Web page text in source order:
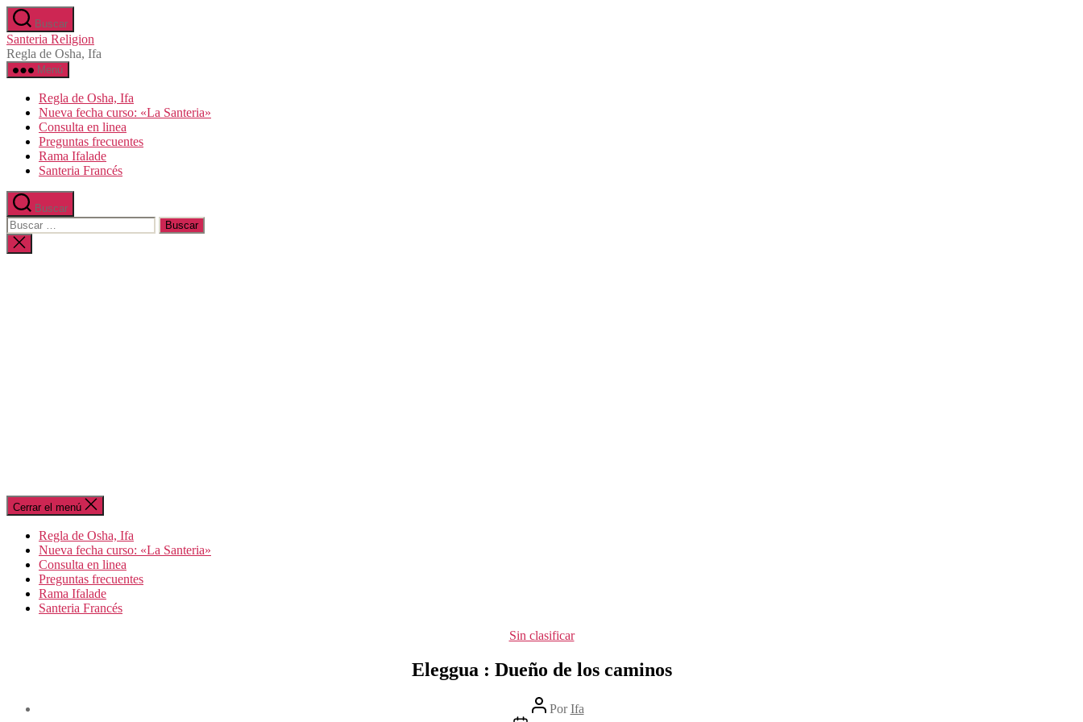
Saltar
al
contenido
Buscar
Santeria Religion
Regla de Osha, Ifa
Menú
Regla de Osha, Ifa
Nueva fecha curso: «La Santeria»
Consulta en linea
Preguntas frecuentes
Rama Ifalade
Santeria Francés
Buscar
Buscar:
Cerrar
la
Cerrar el menú
Regla de Osha, Ifa
Nueva fecha curso: «La Santeria»
Consulta en linea
Preguntas frecuentes
Rama Ifalade
Santeria Francés
Categorías
Sin clasificar
Eleggua : Dueño de los caminos
Autor
de
PorIfa